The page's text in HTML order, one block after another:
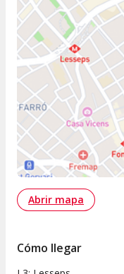
Abrir mapa
Cómo llegar